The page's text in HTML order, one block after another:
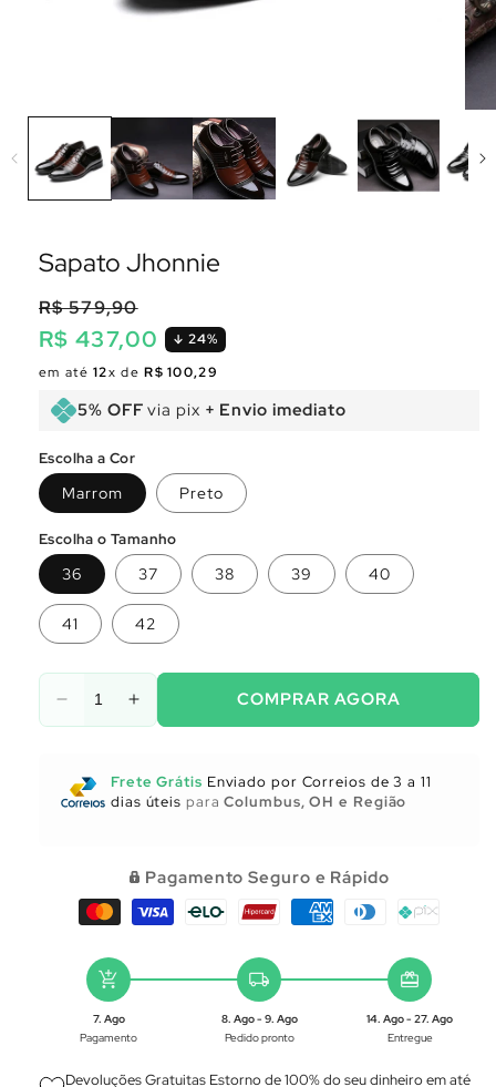
Sapato Jhonnie
Preço
normal
R$ 437,00 24%
Preço
promocional
R$ 579,90
em até12x deR$ 100,29
5% OFF via pix + Envio imediato
Escolha a Cor
Marrom Preto
Escolha o Tamanho
36 37 38 39 40
41 42
Diminuir
a
de
Utensílios
Aumentar
a
de
Utensílios
COMPRAR AGORA
Frete Grátis Enviado por Correios de 3 a 11
dias úteis paraColumbus, OH e Região
Pagamento Seguro e Rápido
add_shopping_cart
7. Ago
Pagamento
local_shipping
8. Ago - 9. Ago
Pedido pronto
redeem
14. Ago - 27. Ago
Entregue
Devoluções Gratuitas Estorno de 100% do seu dinheiro em até